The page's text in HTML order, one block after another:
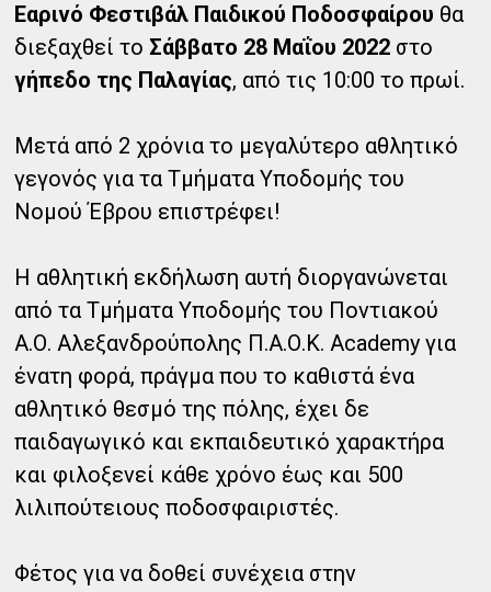
Εαρινό Φεστιβάλ Παιδικού Ποδοσφαίρου θα
διεξαχθεί τοΣάββατο 28 Μαΐου 2022 στο
γήπεδο της Παλαγίας, από τις 10:00 το πρωί.
Μετά από 2 χρόνια το μεγαλύτερο αθλητικό
γεγονός για τα Τμήματα Υποδομής του
Νομού Έβρου επιστρέφει!
Η αθλητική εκδήλωση αυτή διοργανώνεται
από τα Τμήματα Υποδομής του Ποντιακού
Α.Ο. Αλεξανδρούπολης Π.Α.Ο.Κ. Academy για
ένατη φορά, πράγμα που το καθιστά ένα
αθλητικό θεσμό της πόλης, έχει δε
παιδαγωγικό και εκπαιδευτικό χαρακτήρα
και φιλοξενεί κάθε χρόνο έως και 500
λιλιπούτειους ποδοσφαιριστές.
Φέτος για να δοθεί συνέχεια στην